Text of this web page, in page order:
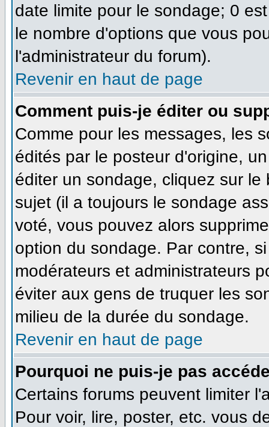
date limite pour le sondage; 0
le nombre d'options que vous
l'administrateur du forum).
Revenir en haut de page
Comment puis-je éditer ou
Comme pour les messages, les
édités par le posteur d'origine,
éditer un sondage, cliquez sur
sujet (il a toujours le sondage
voté, vous pouvez alors
option du sondage. Par contre,
modérateurs et administrateurs
éviter aux gens de truquer les
milieu de la durée du sondage.
Revenir en haut de page
Pourquoi ne puis-je pas
Certains forums peuvent limiter
Pour voir, lire, poster, etc. vous